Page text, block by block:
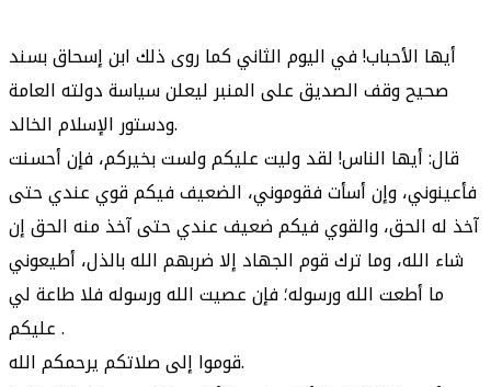
أيها الأحباب! في اليوم الثاني كما روى ذلك ابن إسحاق بسند
صحيح وقف الصديق على المنبر ليعلن سياسة دولته العامة
ودستور الإسلام الخالد.
قال: أيها الناس! لقد وليت عليكم ولست بخيركم، فإن أحسنت
فأعينوني، وإن أسأت فقوموني، الضعيف فيكم قوي عندي حتى
آخذ له الحق، والقوي فيكم ضعيف عندي حتى آخذ منه الحق إن
شاء الله، وما ترك قوم الجهاد إلا ضربهم الله بالذل، أطيعوني
ما أطعت الله ورسوله؛ فإن عصيت الله ورسوله فلا طاعة لي
عليكم .
قوموا إلى صلاتكم يرحمكم الله.